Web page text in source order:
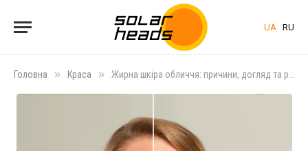
UA RU
Головна » Краса » Жирна шкіра обличчя: причини, догляд та рекомендації